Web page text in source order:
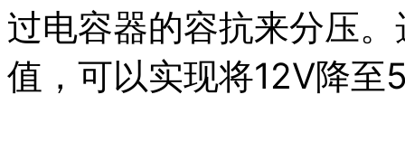
过电容器的容抗来分压
值，可以实现将12V降至